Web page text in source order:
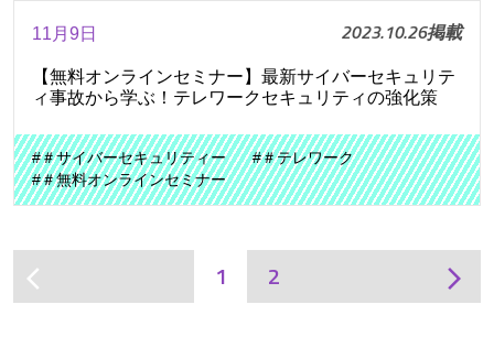
11月9日 2023.10.26掲載
【無料オンラインセミナー】最新サイバーセキュリテ
ィ事故から学ぶ！テレワークセキュリティの強化策
#＃サイバーセキュリティー
#＃テレワーク
#＃無料オンラインセミナー
arrow_back_ios 1 2 arrow_forward_ios